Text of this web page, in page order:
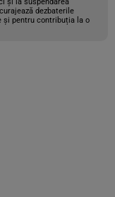
dezbaterile
și pentru contribuția la o